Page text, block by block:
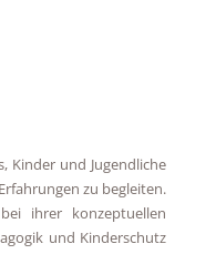
Kinder und Jugendliche
zu begleiten.
ihrer konzeptuellen
und Kinderschutz